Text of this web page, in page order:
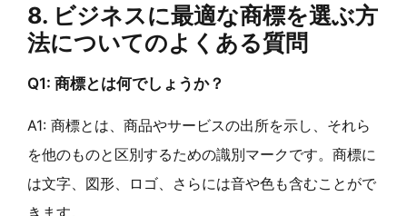
8. ビジネスに最適な商標を選ぶ方
法についてのよくある質問
Q1: 商標とは何でしょうか？
A1: 商標とは、商品やサービスの出所を示し、それら
を他のものと区別するための識別マークです。商標に
は文字、図形、ロゴ、さらには音や色も含むことがで
きます。